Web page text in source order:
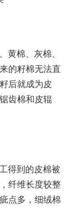
黄棉、灰棉、
的籽棉无法直
后就成为皮
齿棉和皮辊
得到的皮棉被
纤维长度较整
点多，细绒棉